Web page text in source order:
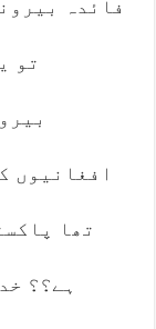
فائدہ
تو
افغانیوں
تھا
ہے؟؟